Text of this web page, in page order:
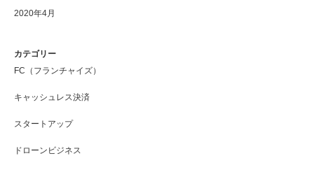
2020年4月
カテゴリー
FC（フランチャイズ）
キャッシュレス決済
スタートアップ
ドローンビジネス